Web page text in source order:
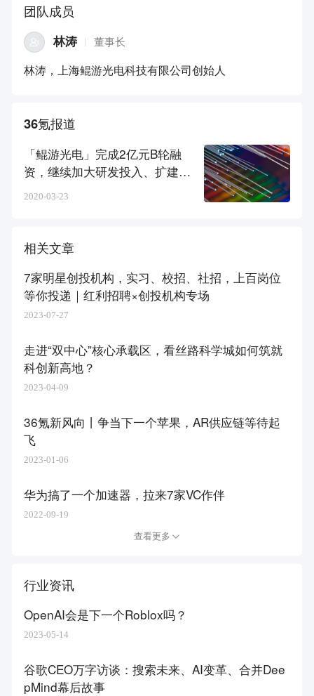
团队成员
林涛 董事长
林涛，上海鲲游光电科技有限公司创始人
36氪报道
「鲲游光电」完成2亿元B轮融
资，继续加大研发投入、扩建生
2020-03-23
相关文章
7家明星创投机构，实习、校招、社招，上百岗位
等你投递｜红利招聘×创投机构专场
2023-07-27
走进“双中心”核心承载区，看丝路科学城如何筑就
科创新高地？
2023-04-09
36氪新风向丨争当下一个苹果，AR供应链等待起
飞
2023-01-06
华为搞了一个加速器，拉来7家VC作伴
2022-09-19
查看更多
行业资讯
OpenAI会是下一个Roblox吗？
2023-05-14
谷歌CEO万字访谈：搜索未来、AI变革、合并Dee
pMind幕后故事